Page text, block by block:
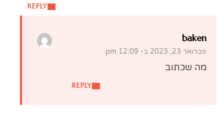
REPLY
baken
פברואר 23, 2023 ב- 12:09 pm
REPLY
מה שכתוב